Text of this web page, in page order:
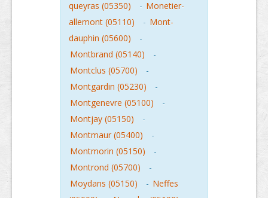
queyras (05350)
- Monetier-
allemont (05110)
- Mont-
dauphin (05600)
-
Montbrand (05140)
-
Montclus (05700)
-
Montgardin (05230)
-
Montgenevre (05100)
-
Montjay (05150)
-
Montmaur (05400)
-
Montmorin (05150)
-
Montrond (05700)
-
Moydans (05150)
- Neffes